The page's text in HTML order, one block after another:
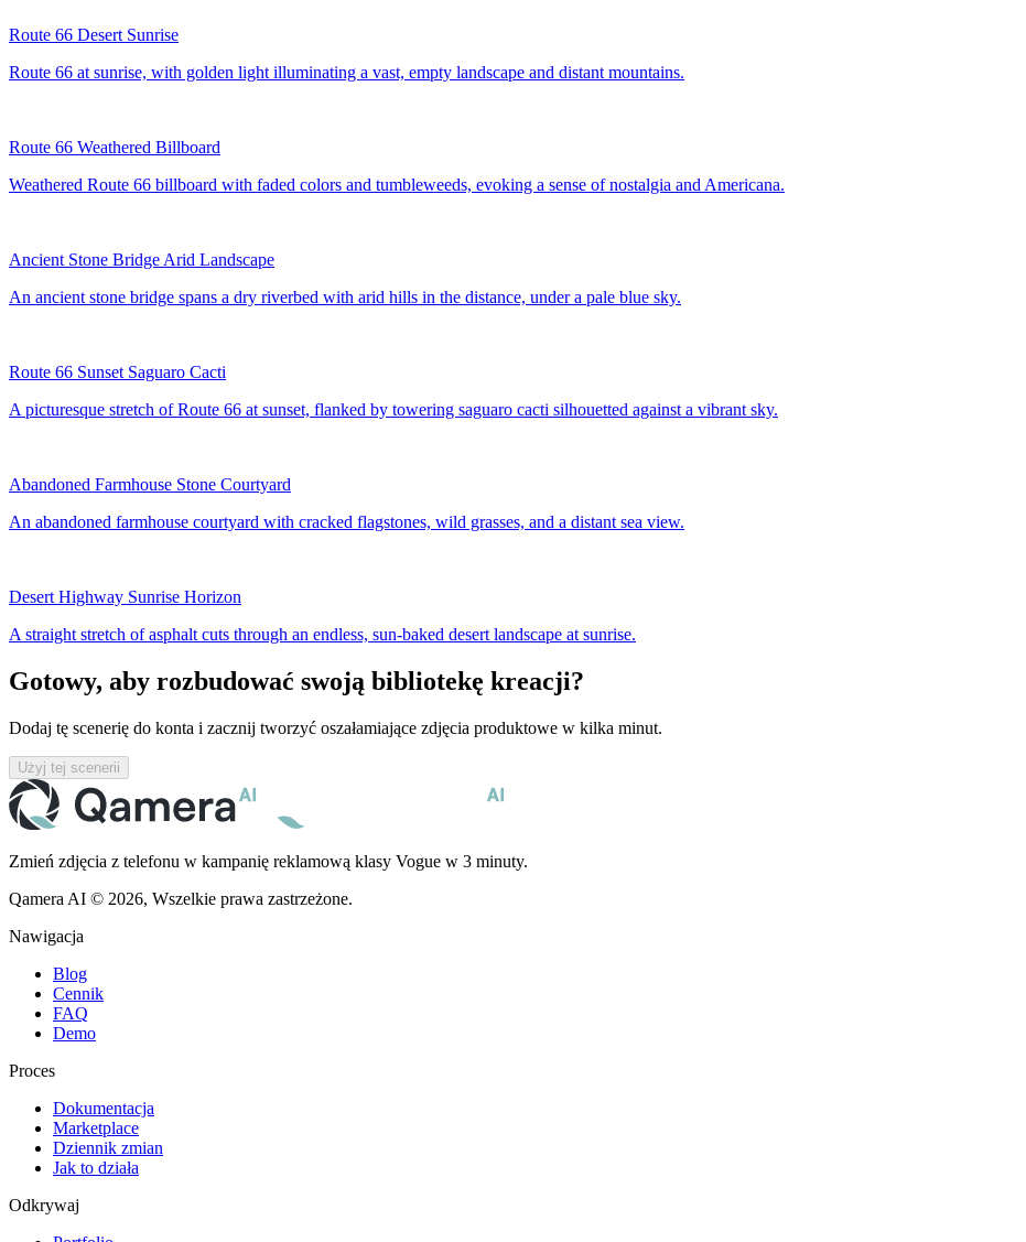
Route 66 Desert Sunrise
Route 66 at sunrise, with golden light illuminating a vast, empty landscape and distant mountains.
Route 66 Weathered Billboard
Weathered Route 66 billboard with faded colors and tumbleweeds, evoking a sense of nostalgia and Americana.
Ancient Stone Bridge Arid Landscape
An ancient stone bridge spans a dry riverbed with arid hills in the distance, under a pale blue sky.
Route 66 Sunset Saguaro Cacti
A picturesque stretch of Route 66 at sunset, flanked by towering saguaro cacti silhouetted against a vibrant sky.
Abandoned Farmhouse Stone Courtyard
An abandoned farmhouse courtyard with cracked flagstones, wild grasses, and a distant sea view.
Desert Highway Sunrise Horizon
A straight stretch of asphalt cuts through an endless, sun-baked desert landscape at sunrise.
Gotowy, aby rozbudować swoją bibliotekę kreacji?
Dodaj tę scenerię do konta i zacznij tworzyć oszałamiające zdjęcia produktowe w kilka minut.
Użyj tej scenerii
Zmień zdjęcia z telefonu w kampanię reklamową klasy Vogue w 3 minuty.
Qamera AI © 2026, Wszelkie prawa zastrzeżone.
Nawigacja
Blog
Cennik
FAQ
Demo
Proces
Dokumentacja
Marketplace
Dziennik zmian
Jak to działa
Odkrywaj